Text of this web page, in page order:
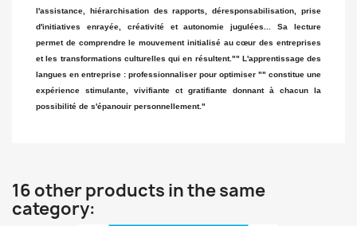
l'assistance, hiérarchisation des rapports, déresponsabilisation, prise
d'initiatives enrayée, créativité et autonomie jugulées... Sa lecture
permet de comprendre le mouvement initialisé au cœur des entreprises
et les transformations culturelles qui en résultent."" L'apprentissage des
langues en entreprise : professionnaliser pour optimiser "" constitue une
expérience stimulante, vivifiante ct gratifiante donnant à chacun la
possibilité de s'épanouir personnellement."
16 other products in the same
category: